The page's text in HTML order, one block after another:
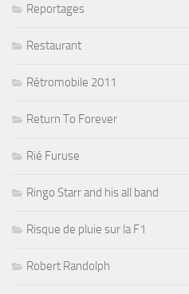
Reportages
Restaurant
Rétromobile 2011
Return To Forever
Rié Furuse
Ringo Starr and his all band
Risque de pluie sur la F1
Robert Randolph